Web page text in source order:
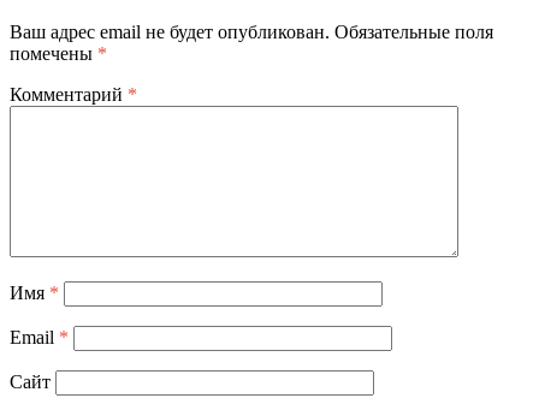
Ваш адрес email не будет опубликован. Обязательные поля
помечены *
Комментарий *
Имя *
Email *
Сайт